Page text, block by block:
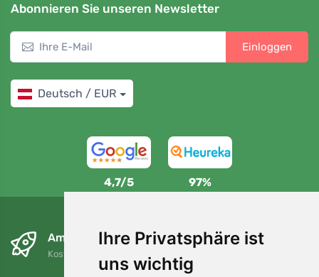
Ihre Privatsphäre ist
uns wichtig
Abonnieren Sie unseren Newsletter
Einloggen
Deutsch / EUR
4,7/5 97%
Am nächsten Tag und kostenlos
Kostenloser Versand für Bestellungen über 80 EUR